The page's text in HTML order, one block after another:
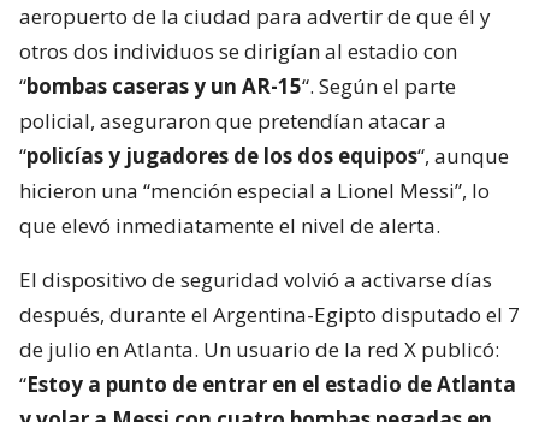
aeropuerto de la ciudad para advertir de que él y
otros dos individuos se dirigían al estadio con
“bombas caseras y un AR-15“. Según el parte
policial, aseguraron que pretendían atacar a
“policías y jugadores de los dos equipos“, aunque
hicieron una “mención especial a Lionel Messi”, lo
que elevó inmediatamente el nivel de alerta.
El dispositivo de seguridad volvió a activarse días
después, durante el Argentina-Egipto disputado el 7
de julio en Atlanta. Un usuario de la red X publicó:
“Estoy a punto de entrar en el estadio de Atlanta